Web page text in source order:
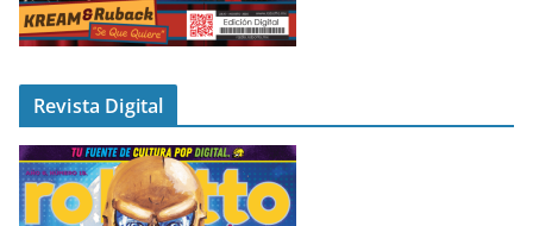
Revista Digital